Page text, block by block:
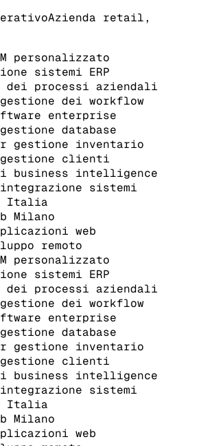
Azienda retail,
personalizzato
sistemi ERP
dei processi aziendali
dei workflow
enterprise
database
gestione inventario
clienti
business intelligence
sistemi
Italia
Milano
web
remoto
personalizzato
sistemi ERP
dei processi aziendali
dei workflow
enterprise
database
gestione inventario
clienti
business intelligence
sistemi
Italia
Milano
web